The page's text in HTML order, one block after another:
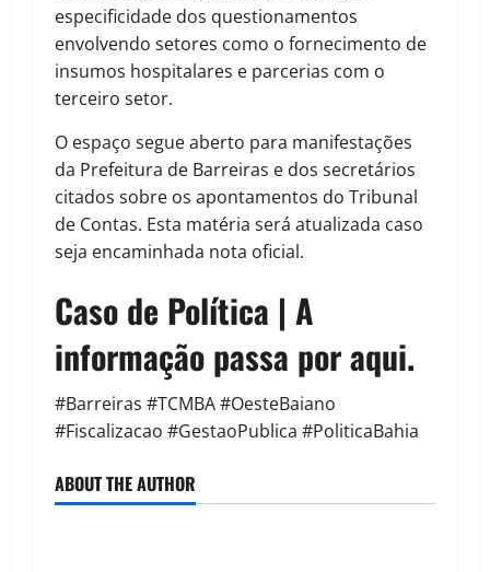
especificidade dos questionamentos
envolvendo setores como o fornecimento de
insumos hospitalares e parcerias com o
terceiro setor.
O espaço segue aberto para manifestações
da Prefeitura de Barreiras e dos secretários
citados sobre os apontamentos do Tribunal
de Contas. Esta matéria será atualizada caso
seja encaminhada nota oficial.
Caso de Política | A
informação passa por aqui.
#Barreiras #TCMBA #OesteBaiano
#Fiscalizacao #GestaoPublica #PoliticaBahia
ABOUT THE AUTHOR